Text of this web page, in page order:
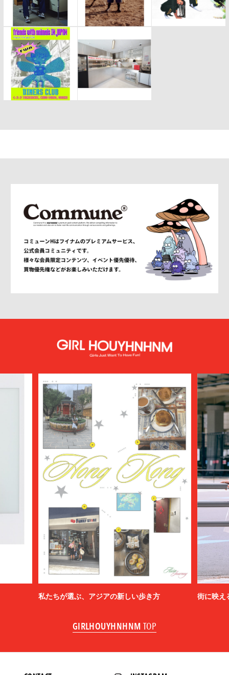
私たちが選ぶ、アジアの新しい歩き方 街に映え
GIRLHOUYHNHNM TOP